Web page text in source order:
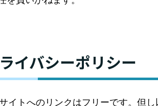
イバシーポリシー
イトへのリンクはフリーです。但